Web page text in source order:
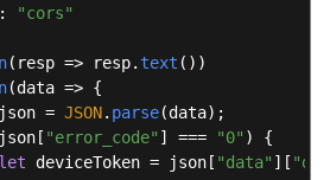
:
"cors"
( resp => resp.text ())
(data => {
= JSON. parse(data);
"error_code" ] === "0" ) {
let deviceToken = json[ "data" ][